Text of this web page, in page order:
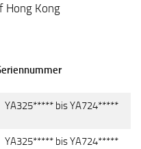
Hong Kong
YA325***** bis YA724*****
YA325***** bis YA724*****